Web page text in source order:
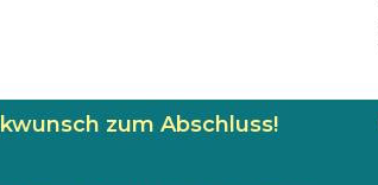
zum Abschluss!